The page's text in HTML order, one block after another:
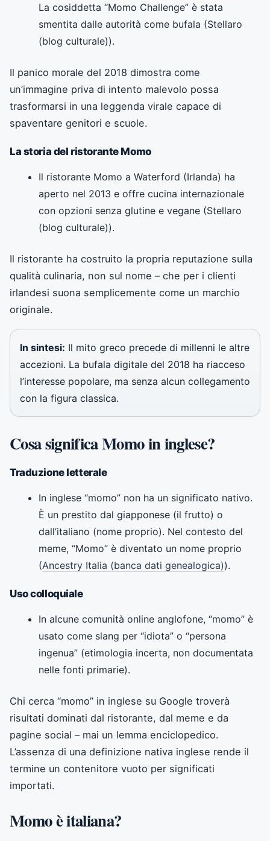
La cosiddetta “Momo Challenge” è stata
smentita dalle autorità come bufala (Stellaro
(blog culturale)).
Il panico morale del 2018 dimostra come
un’immagine priva di intento malevolo possa
trasformarsi in una leggenda virale capace di
spaventare genitori e scuole.
La storia del ristorante Momo
Il ristorante Momo a Waterford (Irlanda) ha
aperto nel 2013 e offre cucina internazionale
con opzioni senza glutine e vegane (Stellaro
(blog culturale)).
Il ristorante ha costruito la propria reputazione sulla
qualità culinaria, non sul nome – che per i clienti
irlandesi suona semplicemente come un marchio
originale.
In sintesi: Il mito greco precede di millenni le altre
accezioni. La bufala digitale del 2018 ha riacceso
l’interesse popolare, ma senza alcun collegamento
con la figura classica.
Cosa significa Momo in inglese?
Traduzione letterale
In inglese “momo” non ha un significato nativo.
È un prestito dal giapponese (il frutto) o
dall’italiano (nome proprio). Nel contesto del
meme, “Momo” è diventato un nome proprio
(Ancestry Italia (banca dati genealogica)).
Uso colloquiale
In alcune comunità online anglofone, “momo” è
usato come slang per “idiota” o “persona
ingenua” (etimologia incerta, non documentata
nelle fonti primarie).
Chi cerca “momo” in inglese su Google troverà
risultati dominati dal ristorante, dal meme e da
pagine social – mai un lemma enciclopedico.
L’assenza di una definizione nativa inglese rende il
termine un contenitore vuoto per significati
importati.
Momo è italiana?